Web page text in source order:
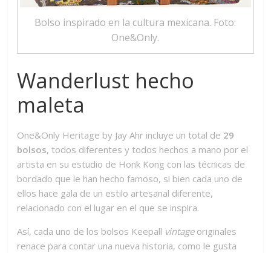
Bolso inspirado en la cultura mexicana. Foto:
One&Only.
Wanderlust hecho
maleta
One&Only Heritage by Jay Ahr incluye un total de 29
bolsos, todos diferentes y todos hechos a mano por el
artista en su estudio de Honk Kong con las técnicas de
bordado que le han hecho famoso, si bien cada uno de
ellos hace gala de un estilo artesanal diferente,
relacionado con el lugar en el que se inspira.
Así, cada uno de los bolsos Keepall vintageoriginales
renace para contar una nueva historia, como le gusta